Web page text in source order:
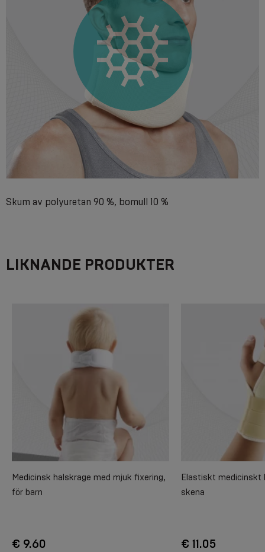
Skum av polyuretan 90 %, bomull 10 %
LIKNANDE PRODUKTER
Medicinsk halskrage med mjuk fixering,
för barn
€ 9.60
Elastiskt medicinskt
skena
€ 11.05